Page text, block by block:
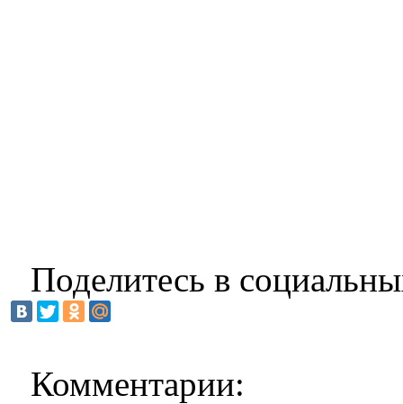
Поделитесь в
Комментарии: